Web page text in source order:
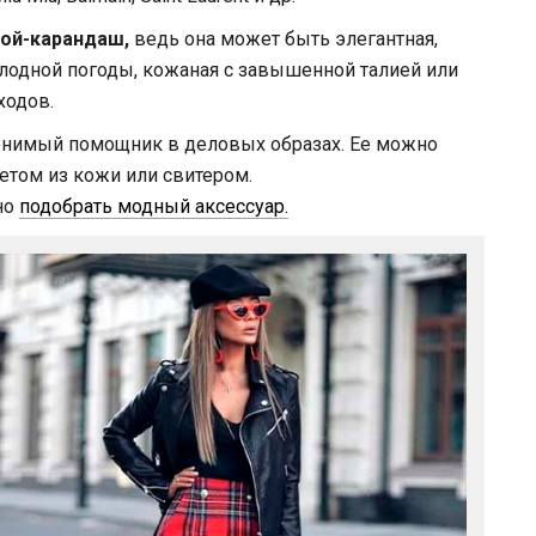
карандаш, ведь она может быть элегантная,
погоды, кожаная с завышенной талией или
помощник в деловых образах. Ее можно
из кожи или свитером.
подобрать модный аксессуар.